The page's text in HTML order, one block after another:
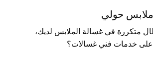
حولي
متكررة في غسالة الملابس لديك،
خدمات فني غسالات؟